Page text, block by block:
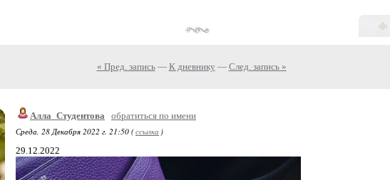
« Пред. запись— К дневнику — След. запись »
Алла_Студентова
обратиться по имени
Среда, 28 Декабря 2022 г. 21:50 (ссылка )
29.12.2022